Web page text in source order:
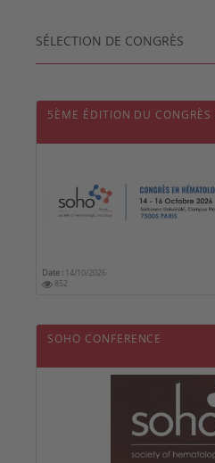
SÉLECTION DE CONGRÈS
5ÈME ÉDITION DU CONGRÈS
Date : 14/10/2026
852
SOHO CONFERENCE